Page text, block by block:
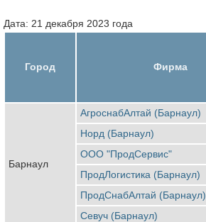
Дата: 21 декабря 2023 года
Город Фирма
Барнаул
АгроснабАлтай (Барнаул)
Норд (Барнаул)
ООО "ПродСервис"
ПродЛогистика (Барнаул)
ПродСнабАлтай (Барнаул)
Севуч (Барнаул)